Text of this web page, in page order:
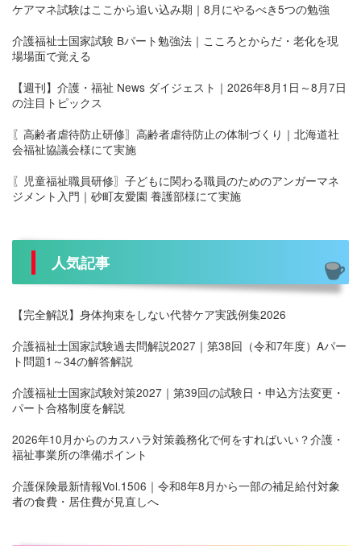
ケアマネ試験はここから追い込み期｜8月にやるべき5つの勉強
介護福祉士国家試験 Bパート勉強法｜こころとからだ・老化を現
場場面で覚える
【週刊】介護・福祉 News ダイジェスト｜2026年8月1日～8月7日
の注目トピックス
〖高齢者虐待防止研修〗高齢者虐待防止の体制づくり｜北海道社
会福祉協議会様にて実施
〖児童福祉職員研修〗子どもに関わる職員のためのアンガーマネ
ジメント入門｜砂町友愛園 養護部様にて実施
人気記事
【完全解説】身体拘束をしない代替ケア実践例集2026
介護福祉士国家試験過去問解説2027｜第38回（令和7年度）Aパー
ト問題1～34の解答解説
介護福祉士国家試験対策2027｜第39回の試験日・申込方法変更・
パート合格制度を解説
2026年10月からのカスハラ対策義務化で何をすればいい？介護・
福祉事業所の準備ポイント
介護保険最新情報Vol.1506｜令和8年8月から一部の補足給付対象
者の食費・居住費が見直しへ